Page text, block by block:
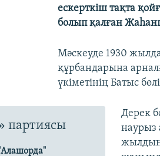
ескерткіш тақта
болып қалған
Мәскеуде 1930
құрбандарына
үкіметінің Батыс
партиясы
Дерек
наурыз
жылдың